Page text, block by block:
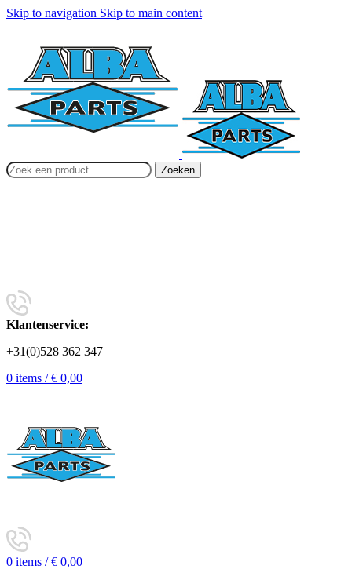
Skip to navigation Skip to main content
Zoeken
Klantenservice:
+31(0)528 362 347
0 items / € 0,00
0 items / € 0,00